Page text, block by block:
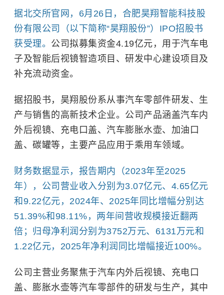
据北交所官网，6月26日，合肥昊翔智能科技股
份有限公司（以下简称“昊翔股份”）IPO招股书
获受理。 公司拟募集资金4.19亿元，用于汽车电
子及智能后视镜智造项目、研发中心建设项目及
补充流动资金。
据招股书，昊翔股份系从事汽车零部件研发、生
产与销售的高新技术企业。公司产品涵盖汽车内
外后视镜、充电口盖、汽车膨胀水壶、加油口
盖、碳罐等，主要产品应用于乘用车领域。
财务数据显示，报告期内（2023年至2025
年），公司营业收入分别为3.07亿元、4.65亿元
和9.22亿元，2024年、2025年同比增幅分别达
51.39%和98.11%，两年间营收规模接近翻两
倍；归母净利润分别为3752万元、6131万元和
1.22亿元，2025年净利润同比增幅接近100%。
公司主营业务聚焦于汽车内外后视镜、充电口
盖、膨胀水壶等汽车零部件的研发与生产，其中